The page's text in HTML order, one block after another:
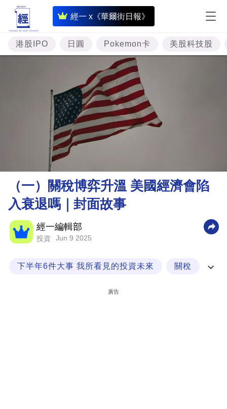
經一 x《華爾街日報》
即
時
財
經
題
投
資
樓
市
理
財
業
科
港股IPO 日圓 Pokemon卡 美股科技股
（一）關稅博弈升溫 美國經濟會陷
入衰退嗎｜封面故事
經一編輯部
投資 Jun 9 2025
下半年6件大事 我所看見的投資未來 關稅
廣告